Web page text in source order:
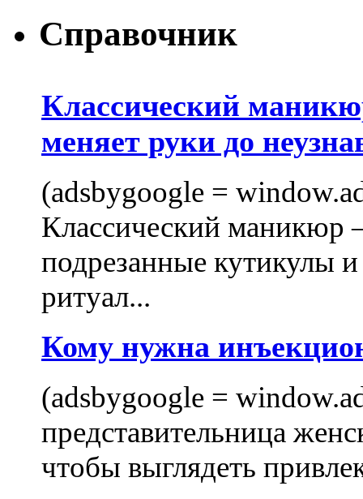
Справочник
Классический
меняет руки до
(adsbygoogle =
Классический маникюр
подрезанные кутикулы
ритуал...
Кому нужна
(adsbygoogle =
представительница
чтобы выглядеть